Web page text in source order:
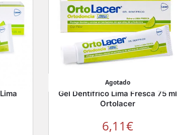
Agotado
Gel Dentífrico Lima Fresca 75 ml
Ortolacer
6,11€